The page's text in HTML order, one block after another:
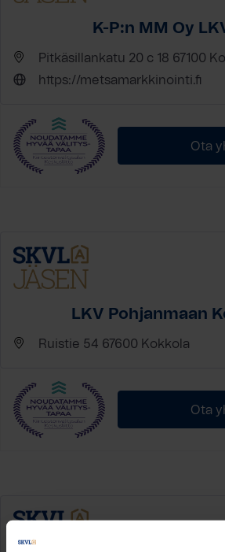
K-P:n MM Oy
Pitkäsillankatu 20 c 18 67100
https://metsamarkkinointi.fi
Ota
LKV Pohjanmaan
Ruistie 54 67600 Kokkola
Ota